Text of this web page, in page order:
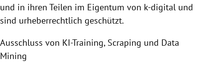
und in ihren Teilen im Eigentum von k-digital und
sind urheberrechtlich geschützt.
Ausschluss von KI-Training, Scraping und Data
Mining